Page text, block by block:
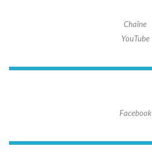
Chaîne
YouTube
Facebook